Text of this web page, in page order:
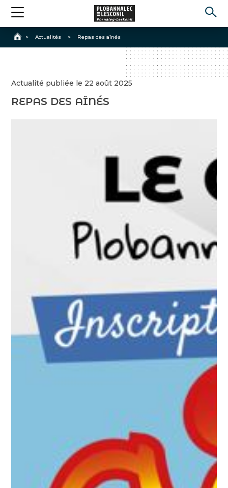
Accueil
> Actualités > Repas des aînés
Actualité publiée le 22 août 2025
REPAS DES AÎNÉS